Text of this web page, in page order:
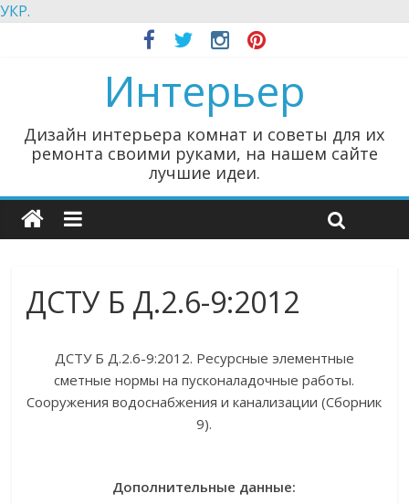
УКР.
Интерьер
Дизайн интерьера комнат и советы для их
ремонта своими руками, на нашем сайте
лучшие идеи.
ДСТУ Б Д.2.6-9:2012
ДСТУ Б Д.2.6-9:2012. Ресурсные элементные
сметные нормы на пусконаладочные работы.
Сооружения водоснабжения и канализации (Сборник
9).
Дополнительные данные: